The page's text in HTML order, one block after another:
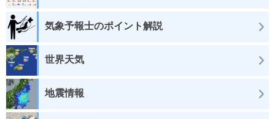
気象予報士のポイント解説
世界天気
地震情報